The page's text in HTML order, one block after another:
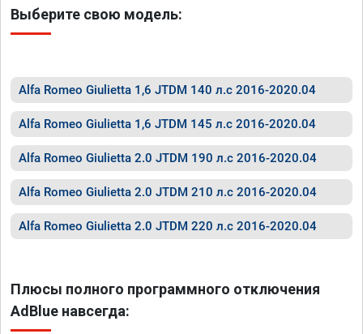
Выберите свою модель:
Alfa Romeo Giulietta 1,6 JTDM 140 л.с 2016-2020.04
Alfa Romeo Giulietta 1,6 JTDM 145 л.с 2016-2020.04
Alfa Romeo Giulietta 2.0 JTDM 190 л.с 2016-2020.04
Alfa Romeo Giulietta 2.0 JTDM 210 л.с 2016-2020.04
Alfa Romeo Giulietta 2.0 JTDM 220 л.с 2016-2020.04
Плюсы полного программного отключения
AdBlue навсегда: